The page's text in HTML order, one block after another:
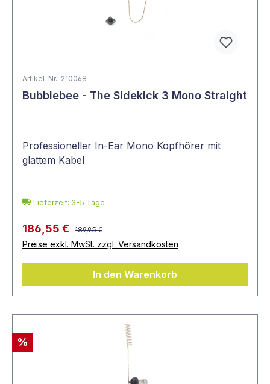
Artikel-Nr.: 210068
Bubblebee - The Sidekick 3 Mono Straight
Professioneller In-Ear Mono Kopfhörer mit
glattem Kabel
Lieferzeit: 3-5 Tage
186,55 € 189,95 €
Preise exkl. MwSt. zzgl. Versandkosten
In den Warenkorb
%